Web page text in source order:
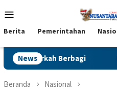
ke
Mobile
Berita Pemerintahan
News
Berbagi Hakim PN
Beranda Nasional